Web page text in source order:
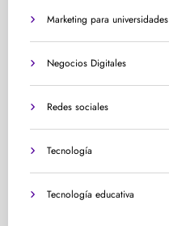
Marketing para universidades
Negocios Digitales
Redes sociales
Tecnología
Tecnología educativa